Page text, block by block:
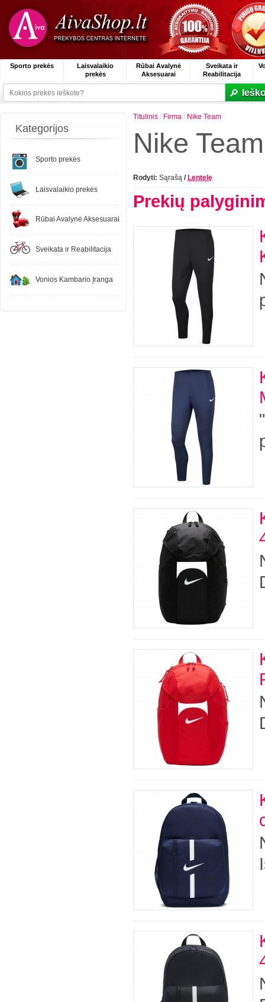
Sporto prekės
Laisvalaikio
prekės
Rūbai Avalynė
Aksesuarai
Sveikata ir
Reabilitacija
Kategorijos
Sporto prekės
Laisvalaikio prekės
Rūbai Avalynė Aksesuarai
Sveikata ir Reabilitacija
Vonios Kambario Įranga
Titulinis / Firma / Nike Team
Nike Team
Rodyti: Sąrašą / Lentelę
Prekių